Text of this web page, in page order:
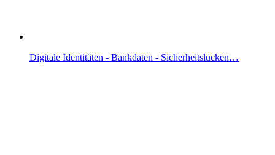
Digitale Identitäten - Bankdaten - Sicherheitslücken…